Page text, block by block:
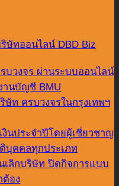
ษัทออนไลน์ DBD Biz
วงจร ผ่านระบบออนไลน์
านบัญชี BMU
ษัท ครบวงจรในกรุงเทพฯ
งินประจำปีโดยผู้เชี่ยวชาญ
บุคคลทุกประเภท
เลิกบริษัท ปิดกิจการแบบ
ต้อง